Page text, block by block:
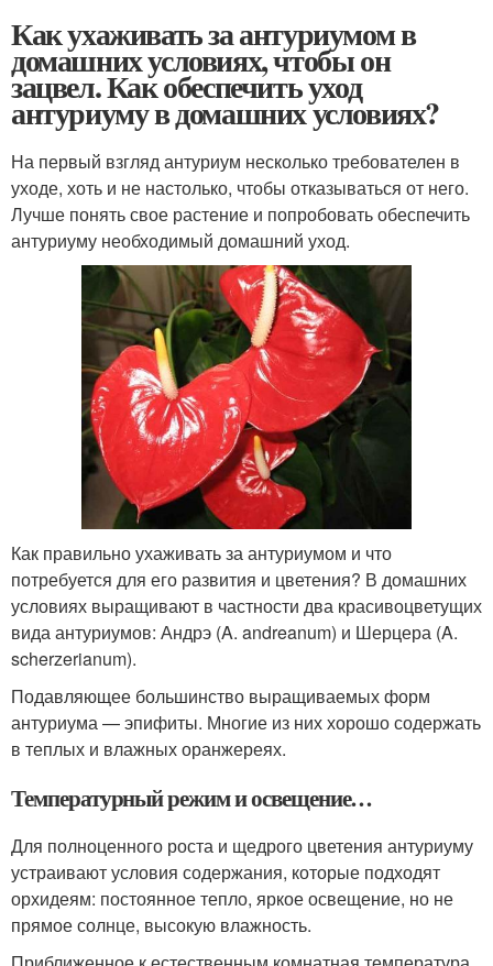
Как ухаживать за антуриумом в
домашних условиях, чтобы он
зацвел. Как обеспечить уход
антуриуму в домашних условиях?
На первый взгляд антуриум несколько требователен в
уходе, хоть и не настолько, чтобы отказываться от него.
Лучше понять свое растение и попробовать обеспечить
антуриуму необходимый домашний уход.
Как правильно ухаживать за антуриумом и что
потребуется для его развития и цветения? В домашних
условиях выращивают в частности два красивоцветущих
вида антуриумов: Андрэ (A. andreanum) и Шерцера (A.
scherzerianum).
Подавляющее большинство выращиваемых форм
антуриума — эпифиты. Многие из них хорошо содержать
в теплых и влажных оранжереях.
Температурный режим и освещение…
Для полноценного роста и щедрого цветения антуриуму
устраивают условия содержания, которые подходят
орхидеям: постоянное тепло, яркое освещение, но не
прямое солнце, высокую влажность.